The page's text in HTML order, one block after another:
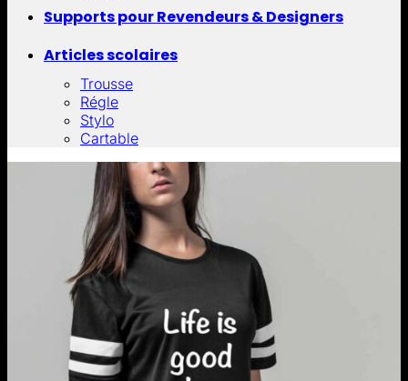
Supports pour Revendeurs & Designers
Articles scolaires
Trousse
Régle
Stylo
Cartable